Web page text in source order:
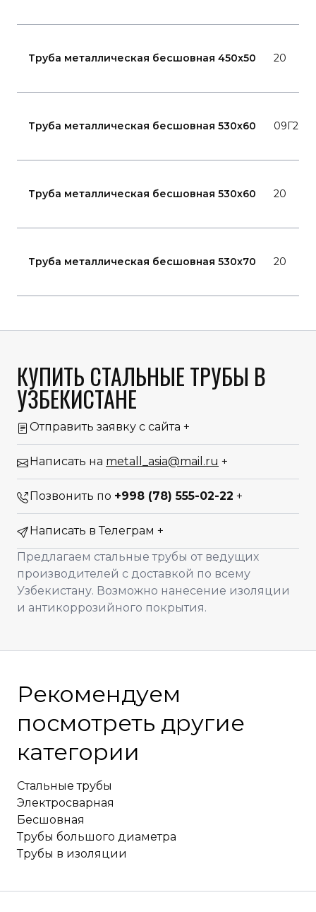
Труба металлическая бесшовная 450x50 20
Труба металлическая бесшовная 530x60 09Г2С
Труба металлическая бесшовная 530x60 20
Труба металлическая бесшовная 530x70 20
КУПИТЬ СТАЛЬНЫЕ ТРУБЫ В
УЗБЕКИСТАНЕ
Отправить заявку с сайта +
Написать на metall_asia@mail.ru +
Позвонить по +998 (78) 555-02-22 +
Написать в Телеграм +
Предлагаем стальные трубы от ведущих
производителей с доставкой по всему
Узбекистану. Возможно нанесение изоляции
и антикоррозийного покрытия.
Рекомендуем
посмотреть другие
категории
Стальные трубы
Электросварная
Бесшовная
Трубы большого диаметра
Трубы в изоляции